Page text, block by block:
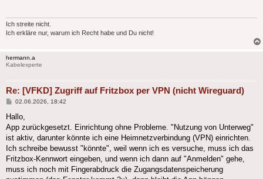
Ich streite nicht.
Ich erkläre nur, warum ich Recht habe und Du nicht!
hermann.a
Kabelexperte
Re: [VFKD] Zugriff auf Fritzbox per VPN (nicht Wireguard)
Beitrag
02.06.2026, 18:42
Hallo,
App zurückgesetzt. Einrichtung ohne Probleme. "Nutzung von Unterweg"
ist aktiv, darunter könnte ich eine Heimnetzverbindung (VPN) einrichten.
Ich schreibe bewusst "könnte", weil wenn ich es versuche, muss ich das
Fritzbox-Kennwort eingeben, und wenn ich dann auf "Anmelden" gehe,
muss ich noch mit Fingerabdruck die Zugangsdatenspeicherung